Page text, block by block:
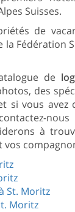
Suisses.
de
la Fédération
de
des
si vous avez
à
St. Moritz
Moritz